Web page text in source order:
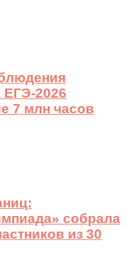
ЕГЭ-2026
7 млн часов
собрала
из 30